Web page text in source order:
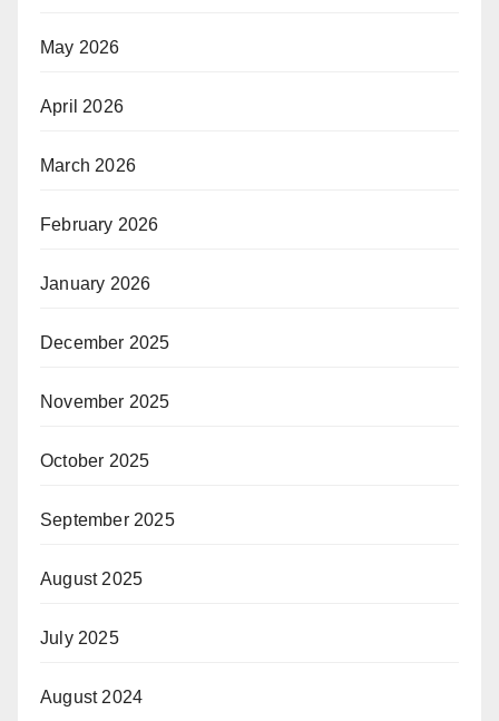
May 2026
April 2026
March 2026
February 2026
January 2026
December 2025
November 2025
October 2025
September 2025
August 2025
July 2025
August 2024